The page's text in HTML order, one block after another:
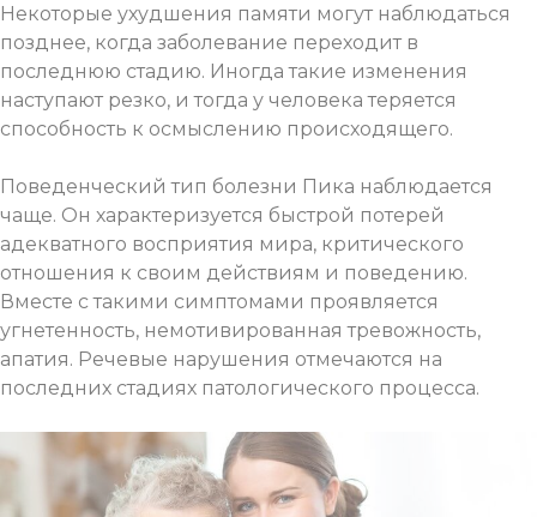
Некоторые ухудшения памяти могут наблюдаться
позднее, когда заболевание переходит в
последнюю стадию. Иногда такие изменения
наступают резко, и тогда у человека теряется
способность к осмыслению происходящего.
Поведенческий тип болезни Пика наблюдается
чаще. Он характеризуется быстрой потерей
адекватного восприятия мира, критического
отношения к своим действиям и поведению.
Вместе с такими симптомами проявляется
угнетенность, немотивированная тревожность,
апатия. Речевые нарушения отмечаются на
последних стадиях патологического процесса.